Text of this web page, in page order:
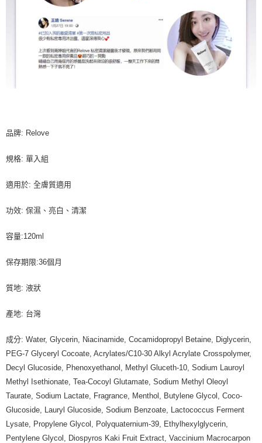
品牌: Relove
規格: 單入組
適用於: 全膚質適用
功效: 保濕、亮白、清潔
容量:120ml
保存期限:36個月
質地: 液狀
產地: 台灣
成分: Water, Glycerin, Niacinamide, Cocamidopropyl Betaine, Diglycerin,
PEG-7 Glyceryl Cocoate, Acrylates/C10-30 Alkyl Acrylate Crosspolymer,
Decyl Glucoside, Phenoxyethanol, Methyl Gluceth-10, Sodium Lauroyl
Methyl Isethionate, Tea-Cocoyl Glutamate, Sodium Methyl Oleoyl
Taurate, Sodium Lactate, Fragrance, Menthol, Butylene Glycol, Coco-
Glucoside, Lauryl Glucoside, Sodium Benzoate, Lactococcus Ferment
Lysate, Propylene Glycol, Polyquaternium-39, Ethylhexylglycerin,
Pentylene Glycol, Diospyros Kaki Fruit Extract, Vaccinium Macrocarpon